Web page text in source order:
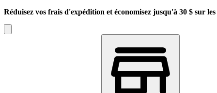
Réduisez vos frais d'expédition et économisez jusqu'à 30 $ sur